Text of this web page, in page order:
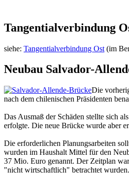
Tangentialverbindung
siehe: Tangentialverbindung Ost (im
Neubau Salvador-
Die
nach dem chilenischen Präsidenten
Das Ausmaß der Schäden stellte sich
erfolgte. Die neue Brücke wurde aber
Die erforderlichen Planungsarbeiten
wurden im Haushalt Mittel für den
37 Mio. Euro genannt. Der Zeitplan
"nicht wirtschaftlich" betrachtet wurden.